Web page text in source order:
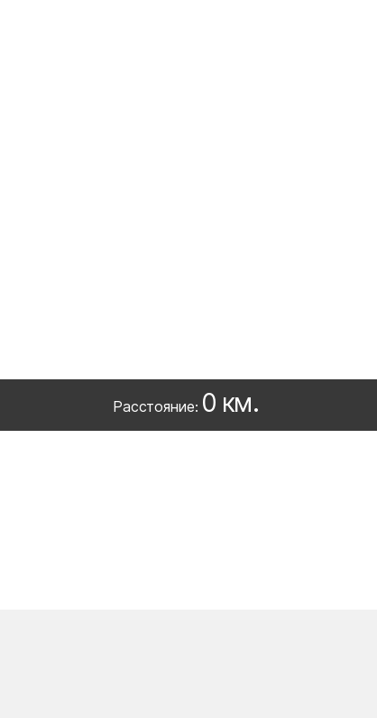
Расстояние: 0 км.